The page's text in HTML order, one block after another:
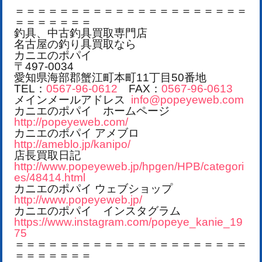
＝＝＝＝＝＝＝＝＝＝＝＝＝＝＝＝＝＝＝＝＝
＝＝＝＝＝＝＝
釣具、中古釣具買取専門店
名古屋の釣り具買取なら
カニエのポパイ
〒497-0034
愛知県海部郡蟹江町本町11丁目50番地
TEL： 0567-96-0612 FAX： 0567-96-0613
メインメールアドレス
info@popeyeweb.com
カニエのポパイ ホームページ
http://popeyeweb.com/
カニエのポパイ アメブロ
http://ameblo.jp/kanipo/
店長買取日記
http://www.popeyeweb.jp/hpgen/HPB/categori
es/48414.html
カニエのポパイ ウェブショップ
http://www.popeyeweb.jp/
カニエのポパイ インスタグラム
https://www.instagram.com/popeye_kanie_19
75
＝＝＝＝＝＝＝＝＝＝＝＝＝＝＝＝＝＝＝＝＝
＝＝＝＝＝＝＝